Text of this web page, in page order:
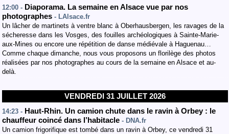
12:00 - Diaporama. La semaine en Alsace vue par nos
photographes - LAlsace.fr
Un lâcher de martinets à ventre blanc à Oberhausbergen, les ravages de la
sécheresse dans les Vosges, des fouilles archéologiques à Sainte-Marie-
aux-Mines ou encore une répétition de danse médiévale à Haguenau…
Comme chaque dimanche, nous vous proposons un florilège des photos
réalisées par nos photographes au cours de la semaine en Alsace et au-
delà.
VENDREDI 31 JUILLET 2026
14:23 - Haut-Rhin. Un camion chute dans le ravin à Orbey : le
chauffeur coincé dans l’habitacle - DNA.fr
Un camion frigorifique est tombé dans un ravin à Orbey, ce vendredi 31